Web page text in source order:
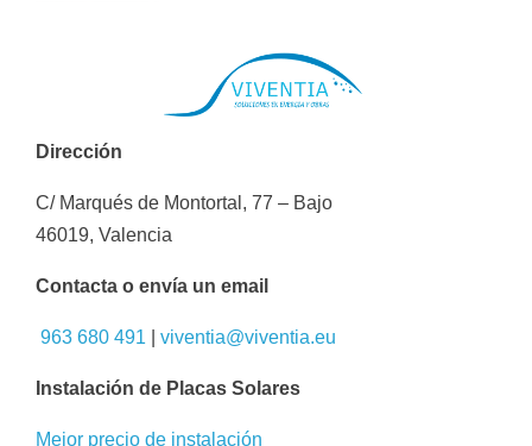
Dirección
C/ Marqués de Montortal, 77 – Bajo
46019, Valencia
Contacta o envía un email
963 680 491 viventia@viventia.eu
Instalación de Placas Solares
Mejor precio de instalación